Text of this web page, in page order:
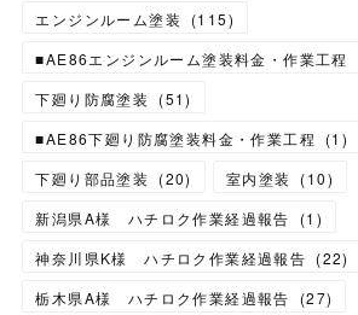
エンジンルーム塗装
(115)
■AE86エンジンルーム塗装料金・作業工程
下廻り防腐塗装
(51)
■AE86下廻り防腐塗装料金・作業工程
(1 )
下廻り部品塗装
(20) 室内塗装 (10)
新潟県A様 ハチロク作業経過報告
(1 )
神奈川県K様 ハチロク作業経過報告 (22)
栃木県A様 ハチロク作業経過報告
(27)